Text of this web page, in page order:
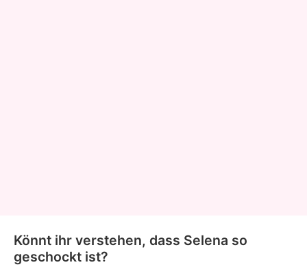
Könnt ihr verstehen, dass Selena so
geschockt ist?